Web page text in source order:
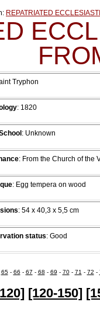
REPATRIATED
Tryphon
: 1820
: Unknown
: From the Church of the
: Egg tempera on wood
: 54 x 40,3 x 5,5 cm
status: Good
65- 66 - 67 - 68 - 69 - 70- 71 - 72 -
[120-150]